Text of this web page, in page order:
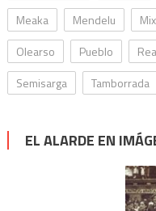
Meaka
Mendelu
Olearso
Pueblo
Semisarga
Tamborrada
EL ALARDE EN